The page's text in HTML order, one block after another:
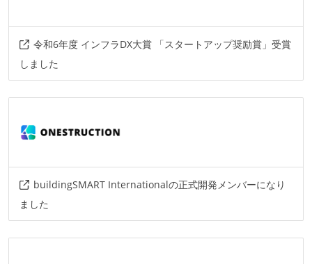
python
c++ c# typescript
フレームワーク
unreal-engine
three.js
令和6年度 インフラDX大賞 「スタートアップ奨励賞」受賞
しました
buildingSMART Internationalの正式開発メンバーになり
ました